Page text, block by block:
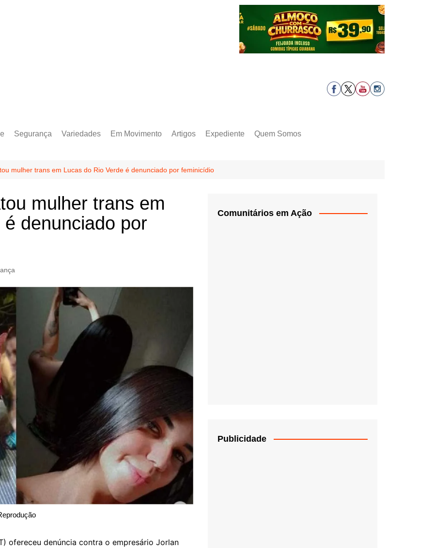
Segurança Variedades Em Movimento Artigos Expediente Quem Somos
mulher trans em Lucas do Rio Verde é denunciado por feminicídio
mulher trans em
denunciado por
ofereceu denúncia contra o empresário Jorlan
Comunitários em Ação
Publicidade